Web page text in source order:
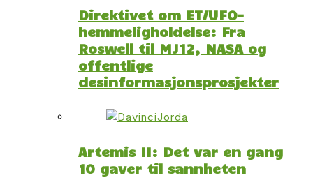
Direktivet om ET/UFO-
hemmeligholdelse: Fra
Roswell til MJ12, NASA og
offentlige
desinformasjonsprosjekter
Artemis II: Det var en gang
10 gaver til sannheten